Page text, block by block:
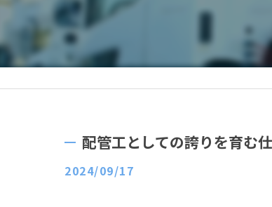
配管工としての誇りを育む
2024/09/17